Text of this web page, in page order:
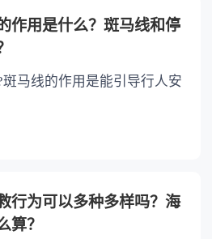
作用是什么？斑马线和停
马线的作用是能引导行人安
行为可以多种多样吗？海
算？